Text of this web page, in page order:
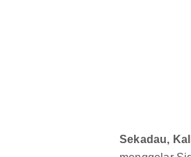
Sekadau,